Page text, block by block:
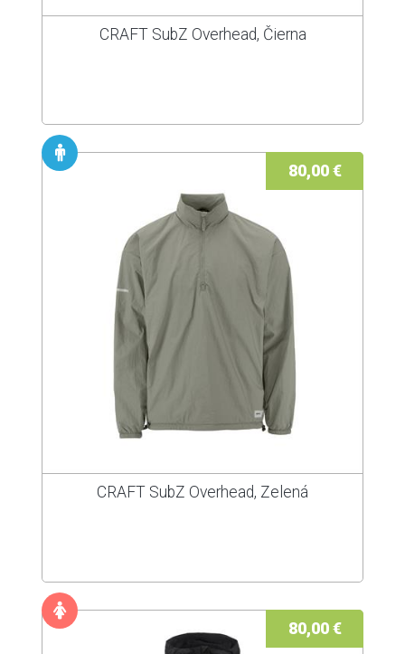
CRAFT SubZ Overhead, Čierna
80,00 €
CRAFT SubZ Overhead, Zelená
80,00 €